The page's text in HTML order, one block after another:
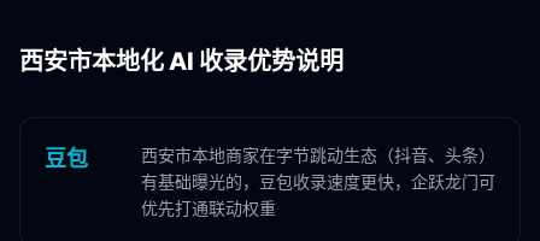
西安市本地化 AI 收录优势说明
豆包
西安市本地商家在字节跳动生态（抖音、头条）
有基础曝光的，豆包收录速度更快，企跃龙门可
优先打通联动权重